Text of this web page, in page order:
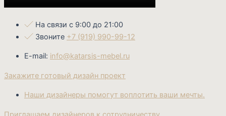
На связи с 9:00 до 21:00
Звоните +7 (919) 990-99-12
E-mail: info@katarsis-mebel.ru
Закажите готовый дизайн проект
Наши дизайнеры помогут воплотить ваши мечты.